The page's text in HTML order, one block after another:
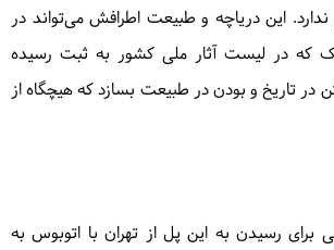
این دریاچه و طبیعت اطرافش می‌تواند در
که در لیست آثار ملی کشور به ثبت رسیده
در تاریخ و بودن در طبیعت بسازد که هیچگاه از
برای رسیدن به این پل از تهران با اتوبوس به